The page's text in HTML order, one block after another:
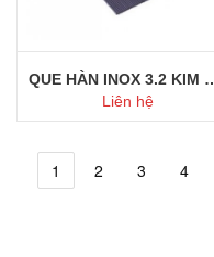
QUE HÀN
Liên hệ
1 2 3 4